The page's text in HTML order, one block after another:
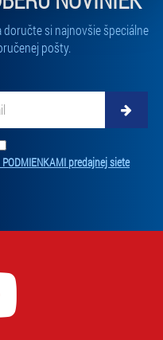
si najnovšie špeciálne
pošty.
PODMIENKAMI predajnej siete